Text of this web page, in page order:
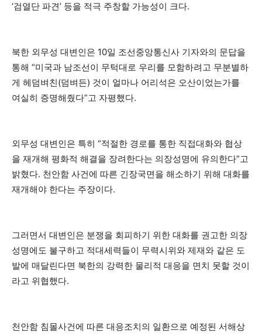
‘검열단 파견’ 등을 적극 주창할 가능성이 크다.
북한 외무성 대변인은 10일 조선중앙통신사 기자와의 문답을
통해 “미국과 남조선이 무턱대로 우리를 모함하려고 무분별하
게 헤덤벼친(덤벼든) 것이 얼마나 어리석은 오산이었는가를
여실히 증명해줬다”고 자평했다.
외무성 대변인은 특히 “적절한 경로를 통한 직접대화와 협상
을 재개해 평화적 해결을 장려한다는 의장성명에 유의한다”고
밝혔다. 천안함 사건에 따른 긴장국면을 해소하기 위해 대화를
재개해야 한다는 주장이다.
그러면서 대변인은 분쟁을 회피하기 위한 대화를 권고한 의장
성명에도 불구하고 적대세력들이 무력시위와 제재와 같은 도
발에 매달린다면 북한의 강력한 물리적 대응을 면치 못할 것이
라고 위협했다.
천안함 침몰사건에 따른 대응조치의 일환으로 예정된 서해상